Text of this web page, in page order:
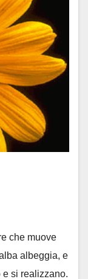
che muove
albeggia, e
e si realizzano.